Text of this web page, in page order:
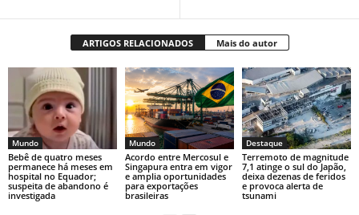
ARTIGOS RELACIONADOS Mais do autor
Mundo
Bebê de quatro meses
permanece há meses em
hospital no Equador;
suspeita de abandono é
investigada
Mundo
Acordo entre Mercosul e
Singapura entra em vigor
e amplia oportunidades
para exportações
brasileiras
Destaque
Terremoto de magnitude
7,1 atinge o sul do Japão,
deixa dezenas de feridos
e provoca alerta de
tsunami